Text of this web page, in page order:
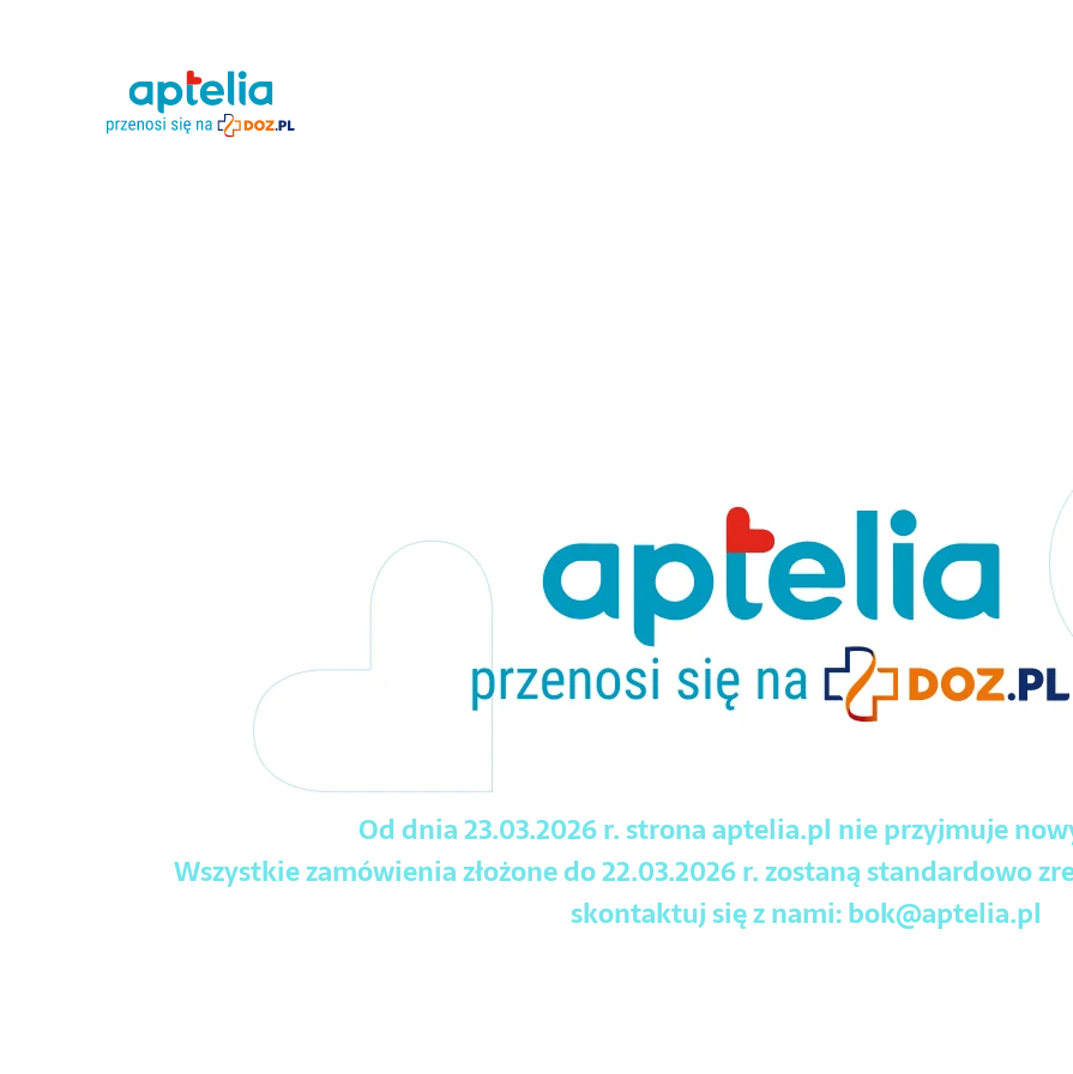
Od dnia 23.03.2026 r. strona aptelia.pl nie przyjmuje
Wszystkie zamówienia złożone do 22.03.2026 r. zostaną standardowo
skontaktuj się z nami:bok@aptelia.pl